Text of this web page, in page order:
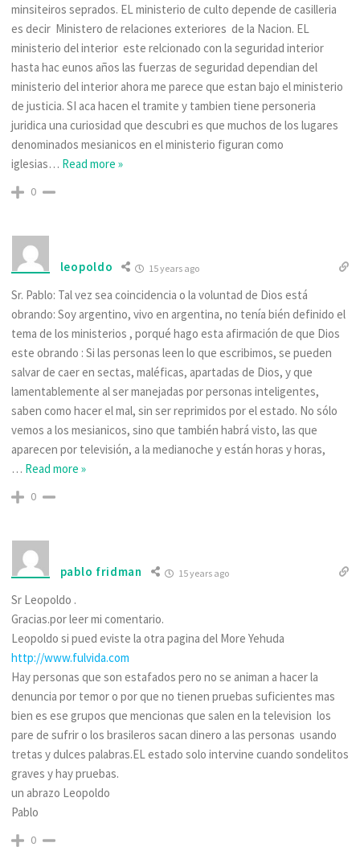
minsiteiros seprados. EL ministerio de culto depende de casilleria
es decir Ministero de relaciones exteriores de la Nacion. EL
ministerio del interior este relcionado con la seguridad interior
hasta hac eunos años las fuerzas de seguridad dependian del
ministerio del interior ahora me parece que estan bajo el ministerio
de justicia. SI aca hacen el tramite y tambien tiene personeria
juridica una curiosidad que descubri es que muchos de los lugares
denominados mesianicos en el ministerio figuran como
iglesias… Read more »
0
leopoldo 15 years ago
Sr. Pablo: Tal vez sea coincidencia o la voluntad de Dios está
obrando: Soy argentino, vivo en argentina, no tenía bién definido el
tema de los ministerios , porqué hago esta afirmación de que Dios
este obrando : Si las personas leen lo que escribimos, se pueden
salvar de caer en sectas, maléficas, apartadas de Dios, y que
lamentablemente al ser manejadas por personas inteligentes,
saben como hacer el mal, sin ser reprimidos por el estado. No sólo
vemos a los mesianicos, sino que también habrá visto, las que
aparecen por televisión, a la medianoche y están horas y horas,
… Read more »
0
pablo fridman 15 years ago
Sr Leopoldo .
Gracias.por leer mi comentario.
Leopoldo si pued eviste la otra pagina del More Yehuda
http://www.fulvida.com
Hay personas que son estafados pero no se animan a hacer la
denuncia por temor o por que no tienen pruebas suficientes mas
bien es ese grupos que mencionas que salen en la television los
pare de sufrir o los brasileros sacan dinero a las personas usando
tretas y dulces palabras.EL estado solo intervine cuando sondelitos
graves y hay pruebas.
un abrazo Leopoldo
Pablo
0